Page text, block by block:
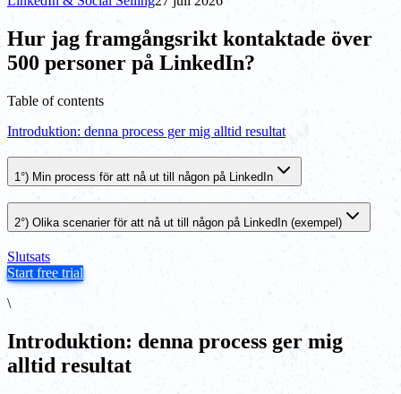
Hur jag framgångsrikt kontaktade över
500 personer på LinkedIn?
Table of contents
Introduktion: denna process ger mig alltid resultat
1°) Min process för att nå ut till någon på LinkedIn
2°) Olika scenarier för att nå ut till någon på LinkedIn (exempel)
Slutsats
Start free trial
\
Introduktion: denna process ger mig
alltid resultat